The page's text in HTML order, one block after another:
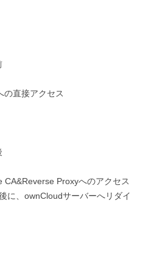
の直接アクセス
CA&Reverse Proxyへのアクセス
に、ownCloudサーバーへリダイ